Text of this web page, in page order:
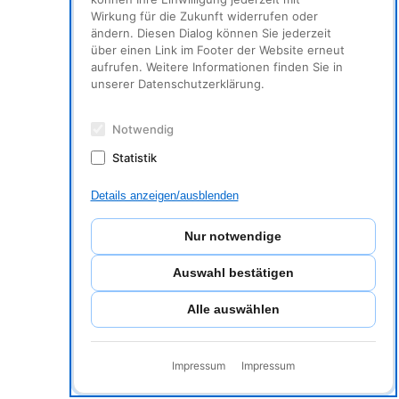
Wirkung für die Zukunft widerrufen oder
ändern. Diesen Dialog können Sie jederzeit
über einen Link im Footer der Website erneut
aufrufen. Weitere Informationen finden Sie in
unserer Datenschutzerklärung.
Notwendig
Statistik
Details anzeigen/ausblenden
Nur notwendige
Auswahl bestätigen
Alle auswählen
Impressum Impressum